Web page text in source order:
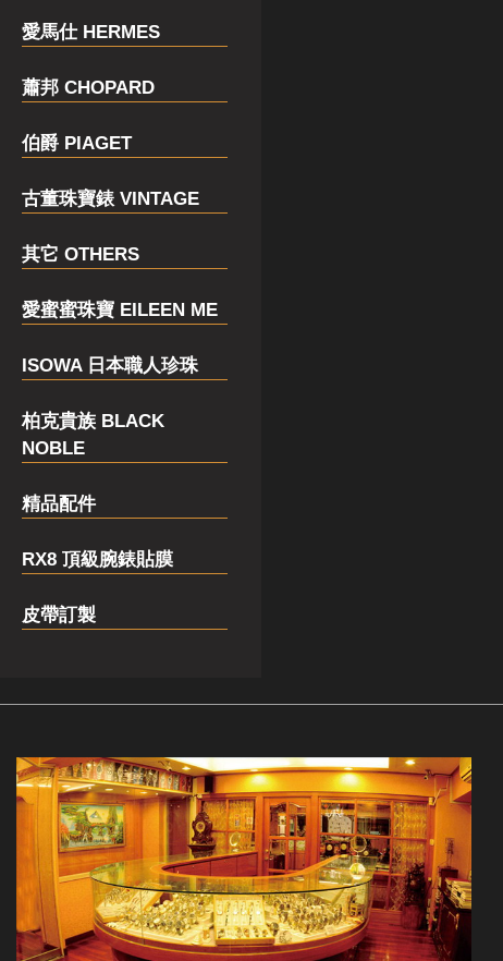
愛馬仕 HERMES
蕭邦 CHOPARD
伯爵 PIAGET
古董珠寶錶 VINTAGE
其它 OTHERS
愛蜜蜜珠寶 EILEEN ME
ISOWA 日本職人珍珠
柏克貴族 BLACK
NOBLE
精品配件
RX8 頂級腕錶貼膜
皮帶訂製